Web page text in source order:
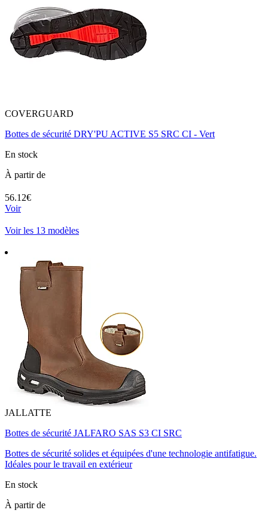
COVERGUARD
Bottes de sécurité DRY'PU ACTIVE S5 SRC CI - Vert
En stock
À partir de
56.12€
Voir
Voir les 13 modèles
JALLATTE
Bottes de sécurité JALFARO SAS S3 CI SRC
Bottes de sécurité solides et équipées d'une technologie antifatigue.
Idéales pour le travail en extérieur
En stock
À partir de